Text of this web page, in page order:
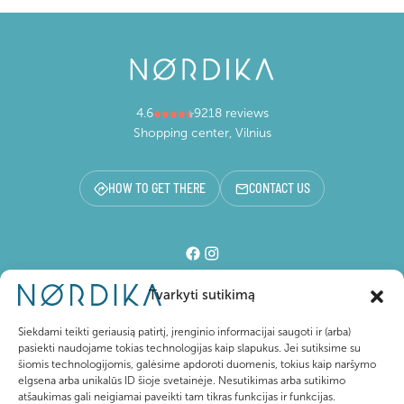
Tvarkyti sutikimą
Siekdami teikti geriausią patirtį, įrenginio informacijai saugoti ir (arba)
pasiekti naudojame tokias technologijas kaip slapukus. Jei sutiksime su
šiomis technologijomis, galėsime apdoroti duomenis, tokius kaip naršymo
elgsena arba unikalūs ID šioje svetainėje. Nesutikimas arba sutikimo
atšaukimas gali neigiamai paveikti tam tikras funkcijas ir funkcijas.
4.6
9218 reviews
Shopping center, Vilnius
HOW TO GET THERE CONTACT US
For visitors